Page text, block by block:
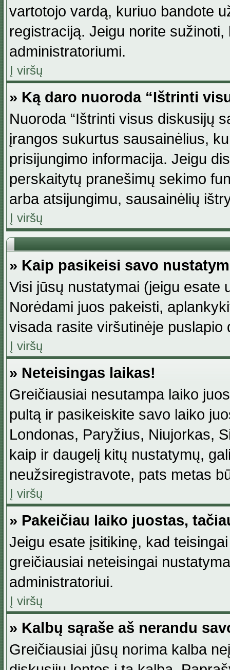
vartotojo vardą, kuriuo bandote
registraciją. Jeigu norite
administratoriumi.
Į viršų
» Ką daro nuoroda “Ištrinti
Nuoroda “Ištrinti visus diskusijų
įrangos sukurtus sausainėlius,
prisijungimo informacija. Jeigu
perskaitytų pranešimų sekimo
arba atsijungimu, sausainėlių
Į viršų
» Kaip pasikeisi savo
Visi jūsų nustatymai (jeigu esate
Norėdami juos pakeisti,
visada rasite viršutinėje
Į viršų
» Neteisingas laikas!
Greičiausiai nesutampa laiko
pultą ir pasikeiskite savo laiko
Londonas, Paryžius, Niujorkas,
kaip ir daugelį kitų nustatymų,
neužsiregistravote, pats metas
Į viršų
» Pakeičiau laiko juostas,
Jeigu esate įsitikinę, kad
greičiausiai neteisingai
administratoriui.
Į viršų
» Kalbų sąraše aš nerandu
Greičiausiai jūsų norima kalba